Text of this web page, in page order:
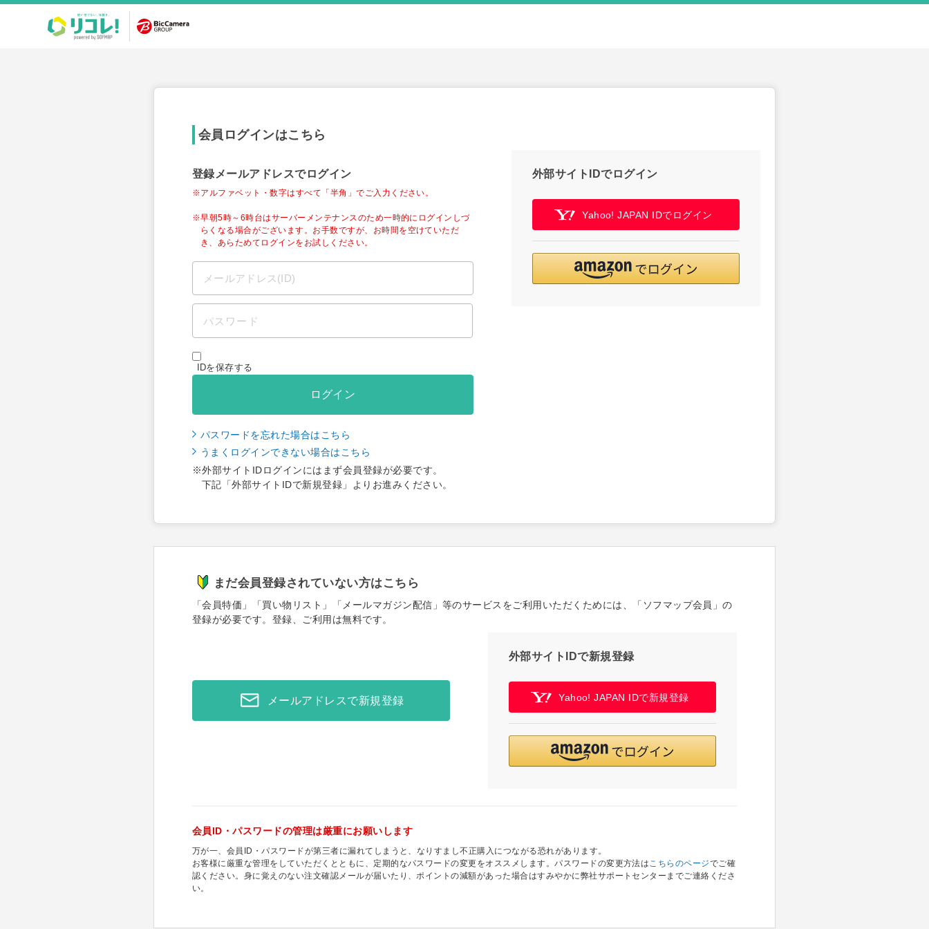
会員ログインはこちら
登録メールアドレスでログイン
※アルファベット・数字はすべて「半角」でご入力ください。
※早朝5時～6時台はサーバーメンテナンスのため一時的にログインしづ
らくなる場合がございます。お手数ですが、お時間を空けていただ
き、あらためてログインをお試しください。
IDを保存する
ログイン
パスワードを忘れた場合はこちら
うまくログインできない場合はこちら
※外部サイトIDログインにはまず会員登録が必要です。
下記「外部サイトIDで新規登録」よりお進みください。
外部サイトIDでログイン
Yahoo! JAPAN IDでログイン
まだ会員登録されていない方はこちら
「会員特価」「買い物リスト」「メールマガジン配信」等のサービスをご利用いただくためには、「ソフマップ会員」の
登録が必要です。登録、ご利用は無料です。
メールアドレスで新規登録
外部サイトIDで新規登録
Yahoo! JAPAN IDで新規登録
会員ID・パスワードの管理は厳重にお願いします
万が一、会員ID・パスワードが第三者に漏れてしまうと、なりすまし不正購入につながる恐れがあります。
お客様に厳重な管理をしていただくとともに、定期的なパスワードの変更をオススメします。パスワードの変更方法はこちらのページでご確
認ください。身に覚えのない注文確認メールが届いたり、ポイントの減額があった場合はすみやかに弊社サポートセンターまでご連絡くださ
い。